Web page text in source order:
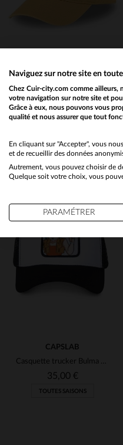
TU
VON DUTCH
Casquette en sergé de coton jaune avec logo
35,00 €
CAPSLAB
Casquette trucker Bulma DBZ
35,00 €
TOUTES SAISONS
Would you like to be
Naviguez sur notre site en
Chez Cuir-city.com comme ailleurs,
votre navigation sur notre site et
Grâce à eux, nous pouvons vous
qualité et nous assurer que tout
En cliquant sur "Accepter", vous
et de recueillir des données
Autrement, vous pouvez choisir de
Quelque soit votre choix, vous
PARAMÉTRER